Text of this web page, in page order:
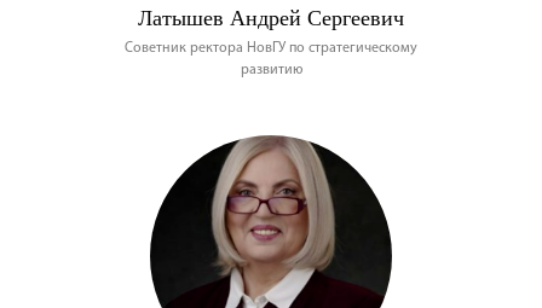
Латышев Андрей Сергеевич
Советник ректора НовГУ по стратегическому
развитию